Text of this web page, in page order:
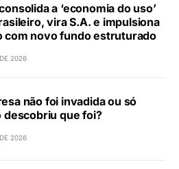
a ‘economia do uso’
vira S.A. e impulsiona
com novo fundo estruturado
2026
não foi invadida ou só
descobriu que foi?
2026